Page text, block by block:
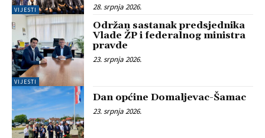
VIJESTI 28. srpnja 2026.
VIJESTI
Održan sastanak predsjednika
Vlade ŽP i federalnog ministra
pravde
23. srpnja 2026.
Dan općine Domaljevac-Šamac
23. srpnja 2026.